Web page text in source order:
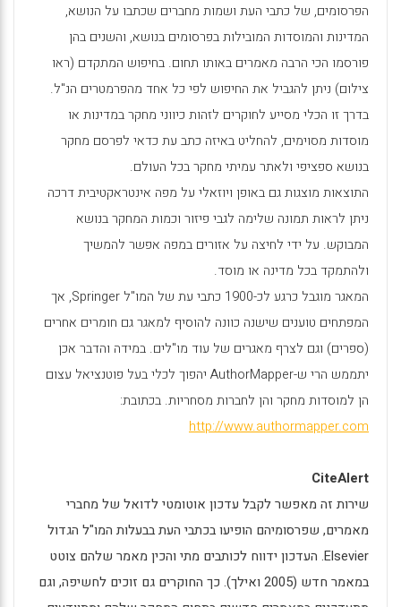
הפרסומים, של כתבי העת ושמות מחברים שכתבו על הנושא,
המדינות והמוסדות המובילות בפרסומים בנושא, והשנים בהן
פורסמו הכי הרבה מאמרים באותו תחום. בחיפוש המתקדם (ראו
צילום) ניתן להגביל את החיפוש לפי כל אחד מהפרמטרים הנ"ל.
בדרך זו הכלי מסייע לחוקרים לזהות כיווני מחקר במדינות או
מוסדות מסוימים, להחליט באיזה כתב עת כדאי לפרסם מחקר
בנושא ספציפי ולאתר עמיתי מחקר בכל העולם.
התוצאות מוצגות גם באופן ויוזאלי על מפה אינטראקטיבית דרכה
ניתן לראות תמונה שלימה לגבי פיזור וכמות המחקר בנושא
המבוקש. על ידי לחיצה על אזורים במפה אפשר להמשיך
ולהתמקד בכל מדינה או מוסד.
המאגר מוגבל כרגע לכ-1900 כתבי עת של המו"ל
Springer, אך
המפתחים טוענים שישנה כוונה להוסיף למאגר גם חומרים אחרים
(ספרים) וגם לצרף מאגרים של עוד מו"לים. במידה והדבר אכן
יתממש הרי ש-AuthorMapper יהפוך לכלי בעל פוטנציאל עצום
הן למוסדות מחקר והן לחברות מסחריות. בכתובת:
http://www.authormapper.com
CiteAlert
שירות זה מאפשר לקבל עדכון אוטומטי לדואל של מחברי
מאמרים, שפרסומיהם הופיעו בכתבי העת בבעלות המו"ל הגדול
Elsevier. העדכון ידווח לכותבים מתי והכין מאמר שלהם צוטט
במאמר חדש (2005 ואילך). כך החוקרים גם זוכים לחשיפה, וגם